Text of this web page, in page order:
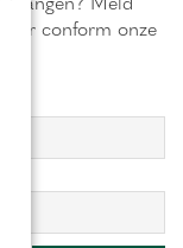
conform onze